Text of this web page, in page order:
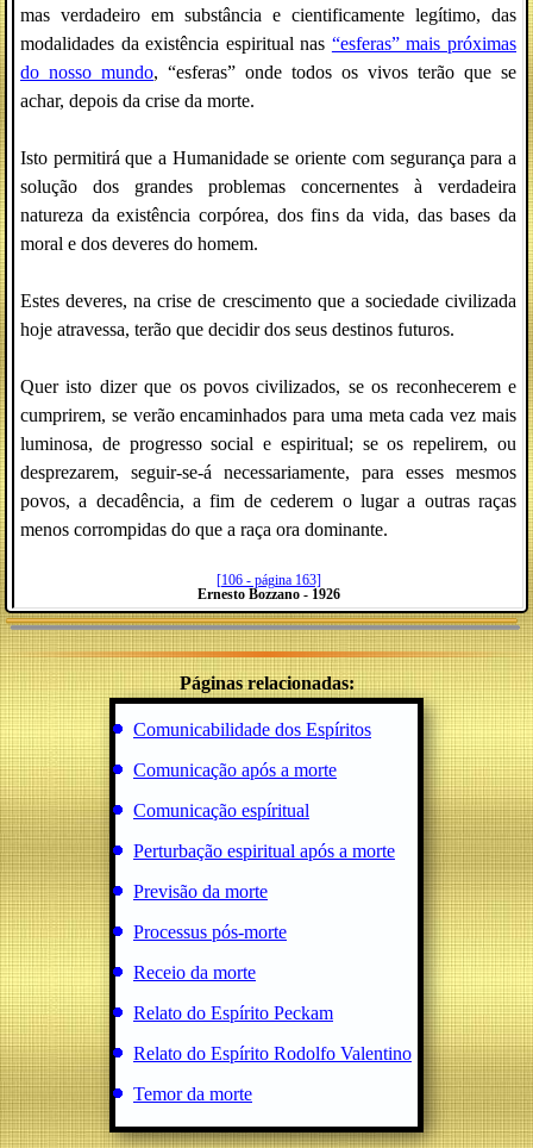
mas verdadeiro em substância e cientificamente legítimo, das
modalidades da existência espiritual nas “esferas” mais próximas
do nosso mundo, “esferas” onde todos os vivos terão que se
achar, depois da crise da morte.
Isto permitirá que a Humanidade se oriente com segurança para a
solução dos grandes problemas concernentes à verdadeira
natureza da existência corpórea, dos fins da vida, das bases da
moral e dos deveres do homem.
Estes deveres, na crise de crescimento que a sociedade civilizada
hoje atravessa, terão que decidir dos seus destinos futuros.
Quer isto dizer que os povos civilizados, se os reconhecerem e
cumprirem, se verão encaminhados para uma meta cada vez mais
luminosa, de progresso social e espiritual; se os repelirem, ou
desprezarem, seguir-se-á necessariamente, para esses mesmos
povos, a decadência, a fim de cederem o lugar a outras raças
menos corrompidas do que a raça ora dominante.
[106 - página 163]
Ernesto Bozzano - 1926
Páginas relacionadas:
Comunicabilidade dos Espíritos
Comunicação após a morte
Comunicação espíritual
Perturbação espiritual após a morte
Previsão da morte
Processus pós-morte
Receio da morte
Relato do Espírito Peckam
Relato do Espírito Rodolfo Valentino
Temor da morte